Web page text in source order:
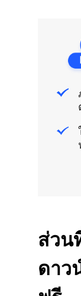
ส่วน
ดาว